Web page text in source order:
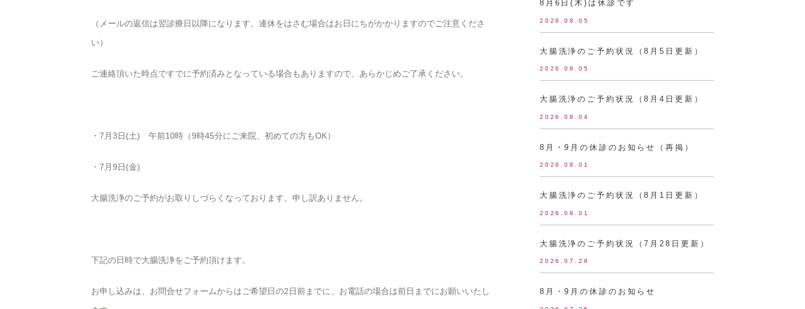
（メールの返信は翌診療日以降になります。連休をはさむ場合はお日にちがかかりますのでご注意くださ
い）
ご連絡頂いた時点ですでに予約済みとなっている場合もありますので、あらかじめご了承ください。
・7月3日(土) 午前10時（9時45分にご来院、初めての方もOK）
・7月9日(金)
大腸洗浄のご予約がお取りしづらくなっております。申し訳ありません。
下記の日時で大腸洗浄をご予約頂けます。
お申し込みは、お問合せフォームからはご希望日の2日前までに、お電話の場合は前日までにお願いいたし
8月6日(木)は休診です
2026.08.05
大腸洗浄のご予約状況（8月5日更新）
2026.08.05
大腸洗浄のご予約状況（8月4日更新）
2026.08.04
8月・9月の休診のお知らせ（再掲）
2026.08.01
大腸洗浄のご予約状況（8月1日更新）
2026.08.01
大腸洗浄のご予約状況（7月28日更新）
2026.07.28
8月・9月の休診のお知らせ